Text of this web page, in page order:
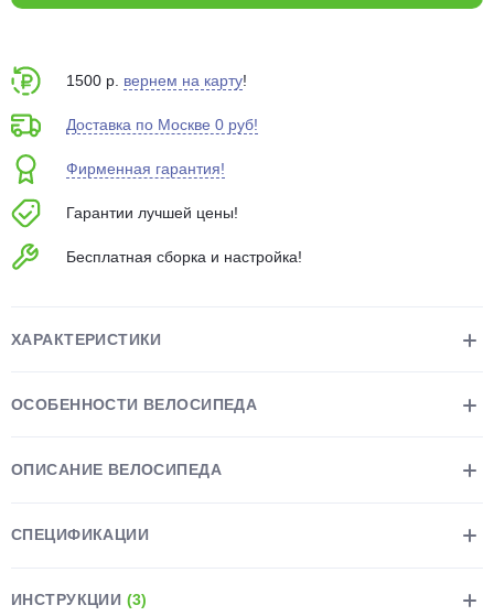
1500 р. вернем на карту!
Доставка по Москве 0 руб!
Фирменная гарантия!
Гарантии лучшей цены!
Бесплатная сборка и настройка!
ХАРАКТЕРИСТИКИ
ОСОБЕННОСТИ ВЕЛОСИПЕДА
ОПИСАНИЕ ВЕЛОСИПЕДА
СПЕЦИФИКАЦИИ
ИНСТРУКЦИИ (3)
Оставшиеся75% будут
Подробнее
недели